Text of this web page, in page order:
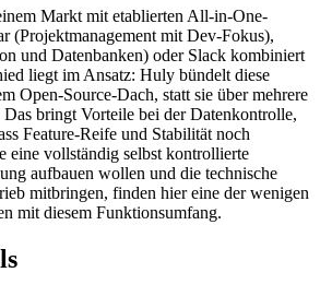
Markt mit etablierten All-in-One-
(Projektmanagement mit Dev-Fokus),
und Datenbanken) oder Slack kombiniert
liegt im Ansatz: Huly bündelt diese
Open-Source-Dach, statt sie über mehrere
bringt Vorteile bei der Datenkontrolle,
Feature-Reife und Stabilität noch
eine vollständig selbst kontrollierte
aufbauen wollen und die technische
mitbringen, finden hier eine der wenigen
mit diesem Funktionsumfang.